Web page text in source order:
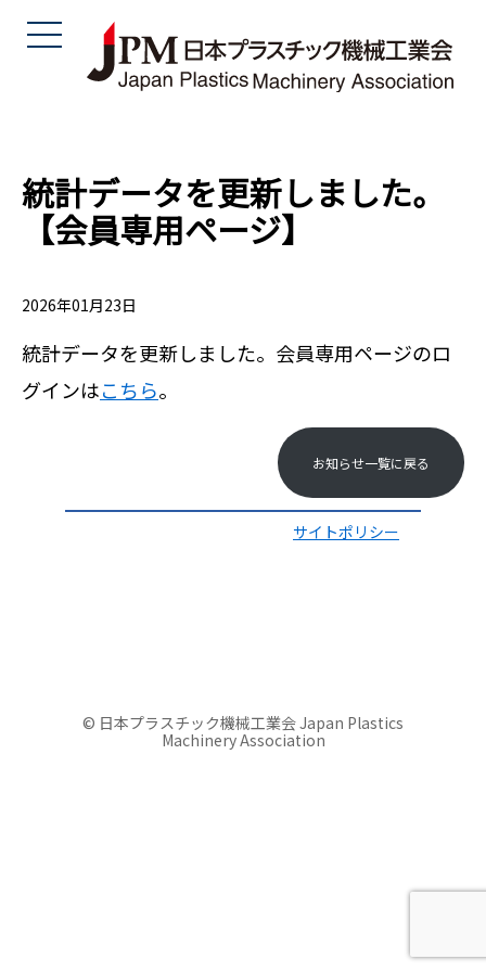
統計データを更新しました。
【会員専用ページ】
2026年01月23日
統計データを更新しました。会員専用ページのロ
グインはこちら。
お知らせ一覧に戻る
サイトポリシー
© 日本プラスチック機械工業会 Japan Plastics
Machinery Association